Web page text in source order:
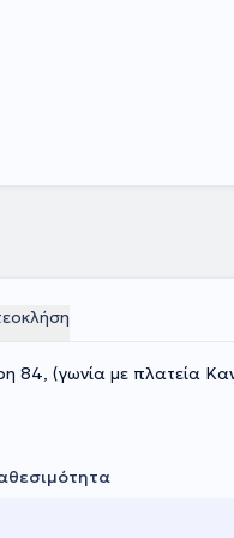
84, (γωνία με πλατεία